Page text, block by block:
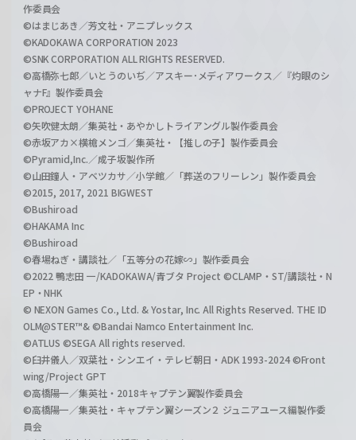
作委員会
©はまじあき／芳文社・アニプレックス
©KADOKAWA CORPORATION 2023
©SNK CORPORATION ALL RIGHTS RESERVED.
©高橋弥七郎／いとうのいぢ／アスキー･メディアワークス／『灼眼のシ
ャナF』製作委員会
©PROJECT YOHANE
©矢吹健太朗／集英社・あやかしトライアングル製作委員会
©赤坂アカ×横槍メンゴ／集英社・【推しの子】製作委員会
©Pyramid,Inc.／成子坂製作所
©山田鐘人・アベツカサ／小学館／「葬送のフリーレン」製作委員会
©2015, 2017, 2021 BIGWEST
©Bushiroad
©HAKAMA Inc
©Bushiroad
©春場ねぎ・講談社／「五等分の花嫁∽」製作委員会
©2022 鴨志田 一/KADOKAWA/青ブタ Project ©CLAMP・ST/講談社・N
EP・NHK
© NEXON Games Co., Ltd. & Yostar, Inc. All Rights Reserved. THE ID
OLM@STER™& ©Bandai Namco Entertainment Inc.
©ATLUS ©SEGA All rights reserved.
©臼井儀人／双葉社・シンエイ・テレビ朝日・ADK 1993-2024 ©Front
wing/Project GPT
©高橋陽一／集英社・2018キャプテン翼製作委員会
©高橋陽一／集英社・キャプテン翼シーズン２ ジュニアユース編製作委
員会